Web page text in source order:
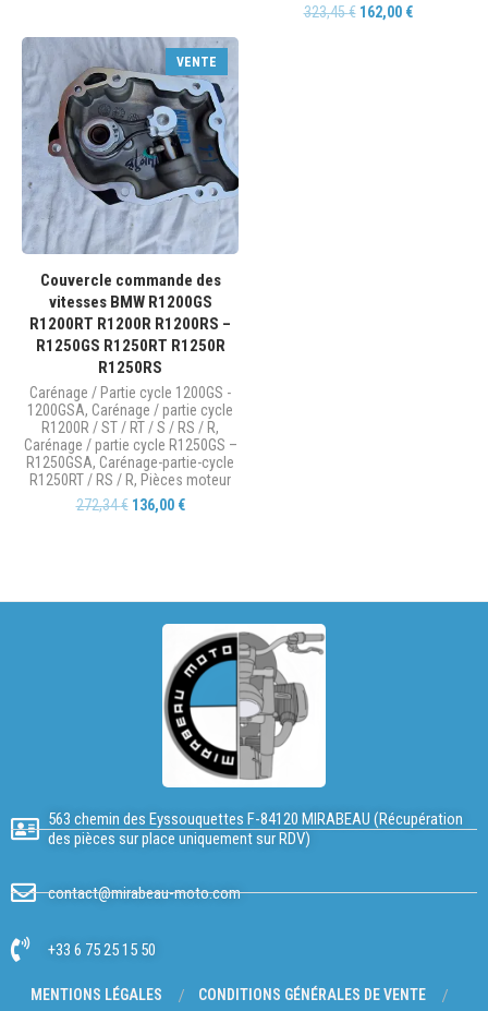
323,45€ 162,00 €
VENTE
Couvercle commande des
vitesses BMW R1200GS
R1200RT R1200R R1200RS –
R1250GS R1250RT R1250R
R1250RS
Carénage / Partie cycle 1200GS -
1200GSA, Carénage / partie cycle
R1200R / ST / RT / S / RS / R,
Carénage / partie cycle R1250GS –
R1250GSA, Carénage-partie-cycle
R1250RT / RS / R, Pièces moteur
272,34€ 136,00 €
563 chemin des Eyssouquettes F-84120 MIRABEAU (Récupération
des pièces sur place uniquement sur RDV)
contact@mirabeau-moto.com
+33 6 75 25 15 50
MENTIONS LÉGALES
CONDITIONS GÉNÉRALES DE VENTE